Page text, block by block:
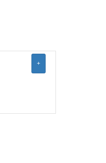
+